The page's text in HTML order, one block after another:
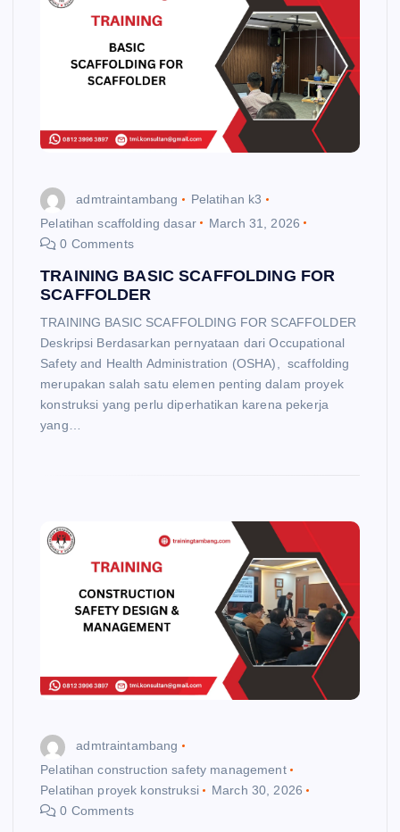
admtraintambang
Pelatihan k3
Pelatihan scaffolding dasar
March 31, 2026
0 Comments
TRAINING BASIC SCAFFOLDING FOR
SCAFFOLDER
TRAINING BASIC SCAFFOLDING FOR SCAFFOLDER
Deskripsi Berdasarkan pernyataan dari Occupational
Safety and Health Administration (OSHA), scaffolding
merupakan salah satu elemen penting dalam proyek
konstruksi yang perlu diperhatikan karena pekerja
yang…
admtraintambang
Pelatihan construction safety management
Pelatihan proyek konstruksi
March 30, 2026
0 Comments